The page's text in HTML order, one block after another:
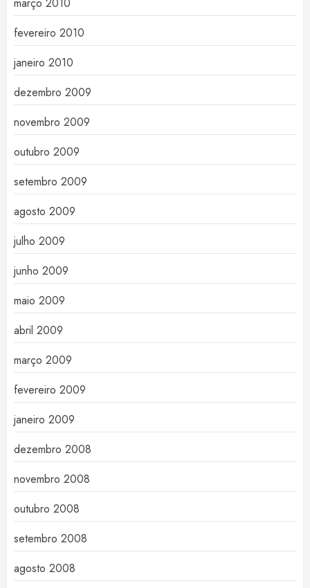
fevereiro 2010
janeiro 2010
dezembro 2009
novembro 2009
outubro 2009
setembro 2009
agosto 2009
julho 2009
junho 2009
maio 2009
abril 2009
março 2009
fevereiro 2009
janeiro 2009
dezembro 2008
novembro 2008
outubro 2008
setembro 2008
agosto 2008